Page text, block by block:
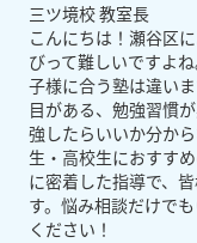
三ツ境校 教室長
こんにちは！瀬谷区
びって難しいですよ
子様に合う塾は違い
目がある、勉強習慣
強したらいいか分か
生・高校生におすす
に密着した指導で、
す。悩み相談だけで
ください！